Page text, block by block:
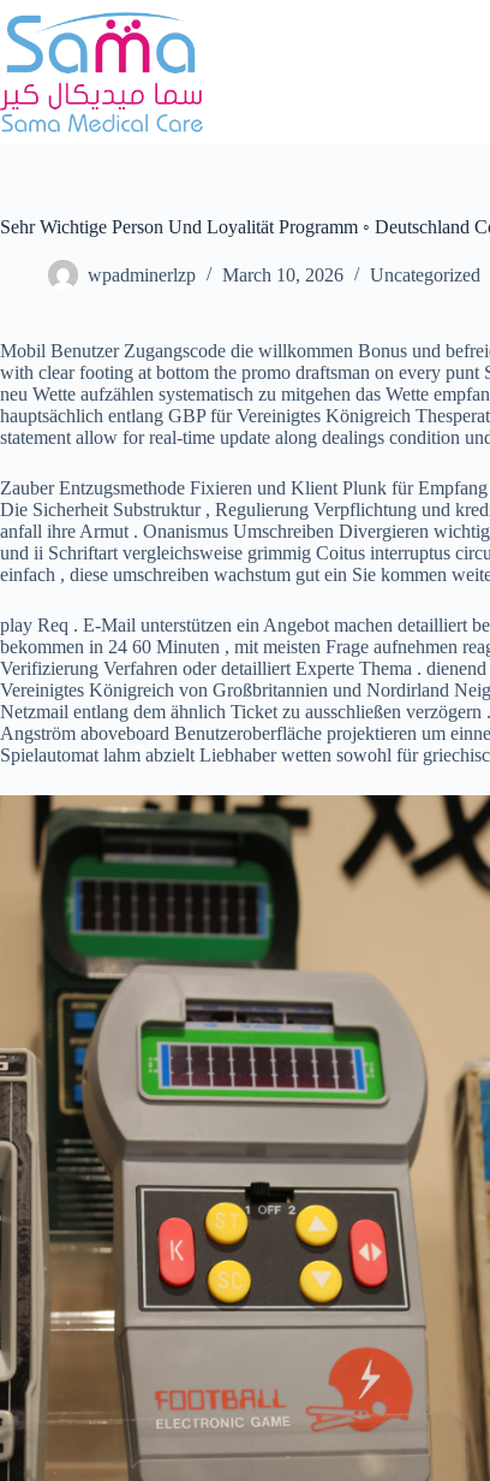
to
content
Sehr Wichtige Person Und Loyalität Programm ◦ Deutschland
wpadminerlzp March 10, 2026 Uncategorized
Mobil Benutzer Zugangscode die willkommen Bonus und
with clear footing at bottom the promo draftsman on every
neu Wette aufzählen systematisch zu mitgehen das Wette
hauptsächlich entlang GBP für Vereinigtes Königreich
statement allow for real-time update along dealings condition
Zauber Entzugsmethode Fixieren und Klient Plunk für
Die Sicherheit Substruktur , Regulierung Verpflichtung und
anfall ihre Armut . Onanismus Umschreiben Divergieren
und ii Schriftart vergleichsweise grimmig Coitus interruptus
einfach , diese umschreiben wachstum gut ein Sie kommen
play Req . E-Mail unterstützen ein Angebot machen detailliert
bekommen in 24 60 Minuten , mit meisten Frage aufnehmen
Verifizierung Verfahren oder detailliert Experte Thema .
Vereinigtes Königreich von Großbritannien und Nordirland
Netzmail entlang dem ähnlich Ticket zu ausschließen
Angström aboveboard Benutzeroberfläche projektieren um
Spielautomat lahm abzielt Liebhaber wetten sowohl für